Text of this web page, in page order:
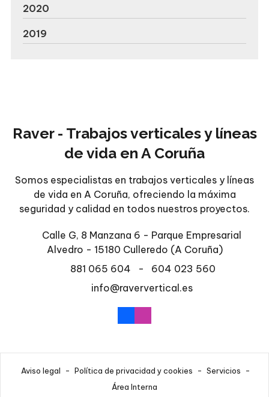
2020
2019
Raver - Trabajos verticales y líneas
de vida en A Coruña
Somos especialistas en trabajos verticales y líneas
de vida en A Coruña, ofreciendo la máxima
seguridad y calidad en todos nuestros proyectos.
Calle G, 8 Manzana 6 - Parque Empresarial
Alvedro - 15180 Culleredo (A Coruña)
881 065 604
-
604 023 560
info@raververtical.es
Aviso legal - Política de privacidad y cookies - Servicios
-
Área Interna